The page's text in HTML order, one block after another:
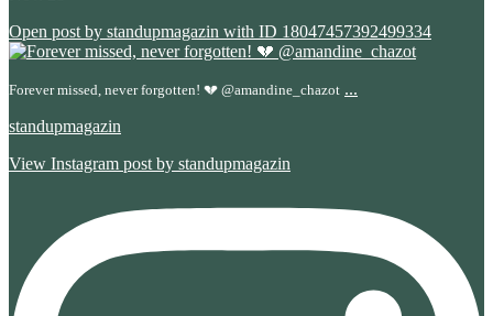
Open post by standupmagazin with ID 18047457392499334
Forever missed, never forgotten! 💔 @amandine_chazot ...
standupmagazin
View Instagram post by standupmagazin